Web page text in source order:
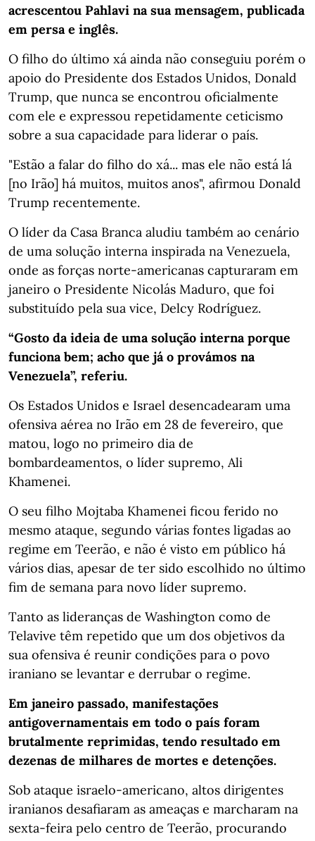
acrescentou Pahlavi na sua mensagem, publicada
em persa e inglês.
O filho do último xá ainda não conseguiu porém o
apoio do Presidente dos Estados Unidos, Donald
Trump, que nunca se encontrou oficialmente
com ele e expressou repetidamente ceticismo
sobre a sua capacidade para liderar o país.
"Estão a falar do filho do xá... mas ele não está lá
[no Irão] há muitos, muitos anos", afirmou Donald
Trump recentemente.
O líder da Casa Branca aludiu também ao cenário
de uma solução interna inspirada na Venezuela,
onde as forças norte-americanas capturaram em
janeiro o Presidente Nicolás Maduro, que foi
substituído pela sua vice, Delcy Rodríguez.
“Gosto da ideia de uma solução interna porque
funciona bem; acho que já o provámos na
Venezuela”, referiu.
Os Estados Unidos e Israel desencadearam uma
ofensiva aérea no Irão em 28 de fevereiro, que
matou, logo no primeiro dia de
bombardeamentos, o líder supremo, Ali
Khamenei.
O seu filho Mojtaba Khamenei ficou ferido no
mesmo ataque, segundo várias fontes ligadas ao
regime em Teerão, e não é visto em público há
vários dias, apesar de ter sido escolhido no último
fim de semana para novo líder supremo.
Tanto as lideranças de Washington como de
Telavive têm repetido que um dos objetivos da
sua ofensiva é reunir condições para o povo
iraniano se levantar e derrubar o regime.
Em janeiro passado, manifestações
antigovernamentais em todo o país foram
brutalmente reprimidas, tendo resultado em
dezenas de milhares de mortes e detenções.
Sob ataque israelo-americano, altos dirigentes
iranianos desafiaram as ameaças e marcharam na
sexta-feira pelo centro de Teerão, procurando